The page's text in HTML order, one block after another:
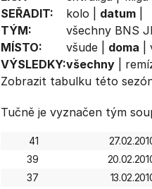
SEŘADIT:
kolo datum|
TÝM:
všechny BNS
MÍSTO:
všude| doma
VÝSLEDKY:všechny|
Zobrazit tabulkutéto
Tučně je vyznačen tým
41
39
37